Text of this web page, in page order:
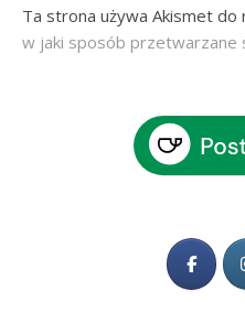
Ta strona używa Akismet do
w jaki sposób przetwarzane